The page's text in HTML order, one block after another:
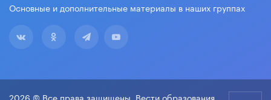
Основные и дополнительные материалы в наших группах
2026 © Все права защищены. Вести образования.